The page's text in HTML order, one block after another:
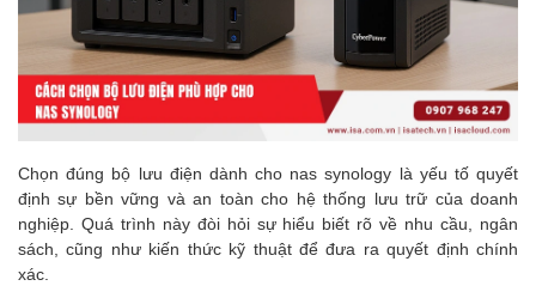
Chọn đúng bộ lưu điện dành cho nas synology là yếu tố quyết
định sự bền vững và an toàn cho hệ thống lưu trữ của doanh
nghiệp. Quá trình này đòi hỏi sự hiểu biết rõ về nhu cầu, ngân
sách, cũng như kiến thức kỹ thuật để đưa ra quyết định chính
xác.